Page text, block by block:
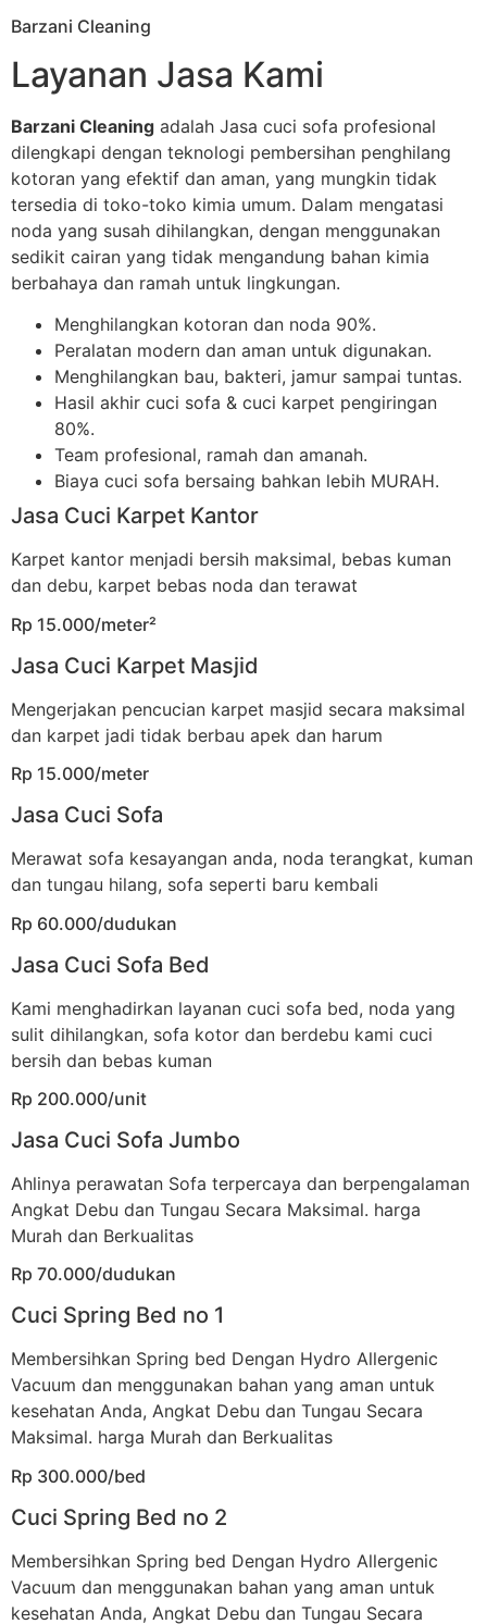
Barzani Cleaning
Layanan Jasa Kami
Barzani Cleaning adalah Jasa cuci sofa profesional
dilengkapi dengan teknologi pembersihan penghilang
kotoran yang efektif dan aman, yang mungkin tidak
tersedia di toko-toko kimia umum. Dalam mengatasi
noda yang susah dihilangkan, dengan menggunakan
sedikit cairan yang tidak mengandung bahan kimia
berbahaya dan ramah untuk lingkungan.
Menghilangkan kotoran dan noda 90%.
Peralatan modern dan aman untuk digunakan.
Menghilangkan bau, bakteri, jamur sampai tuntas.
Hasil akhir cuci sofa & cuci karpet pengiringan
80%.
Team profesional, ramah dan amanah.
Biaya cuci sofa bersaing bahkan lebih MURAH.
Jasa Cuci Karpet Kantor
Karpet kantor menjadi bersih maksimal, bebas kuman
dan debu, karpet bebas noda dan terawat
Rp 15.000/meter²
Jasa Cuci Karpet Masjid
Mengerjakan pencucian karpet masjid secara maksimal
dan karpet jadi tidak berbau apek dan harum
Rp 15.000/meter
Jasa Cuci Sofa
Merawat sofa kesayangan anda, noda terangkat, kuman
dan tungau hilang, sofa seperti baru kembali
Rp 60.000/dudukan
Jasa Cuci Sofa Bed
Kami menghadirkan layanan cuci sofa bed, noda yang
sulit dihilangkan, sofa kotor dan berdebu kami cuci
bersih dan bebas kuman
Rp 200.000/unit
Jasa Cuci Sofa Jumbo
Ahlinya perawatan Sofa terpercaya dan berpengalaman
Angkat Debu dan Tungau Secara Maksimal. harga
Murah dan Berkualitas
Rp 70.000/dudukan
Cuci Spring Bed no 1
Membersihkan Spring bed Dengan Hydro Allergenic
Vacuum dan menggunakan bahan yang aman untuk
kesehatan Anda, Angkat Debu dan Tungau Secara
Maksimal. harga Murah dan Berkualitas
Rp 300.000/bed
Cuci Spring Bed no 2
Membersihkan Spring bed Dengan Hydro Allergenic
Vacuum dan menggunakan bahan yang aman untuk
kesehatan Anda, Angkat Debu dan Tungau Secara